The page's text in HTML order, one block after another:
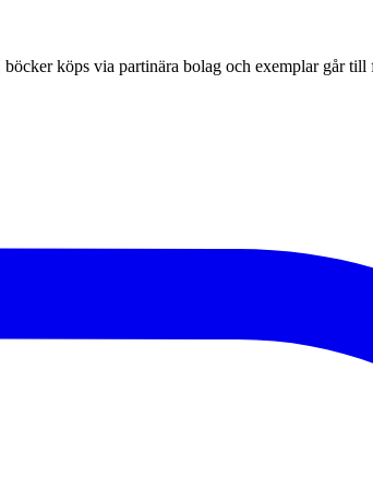
köps via partinära bolag och exemplar går